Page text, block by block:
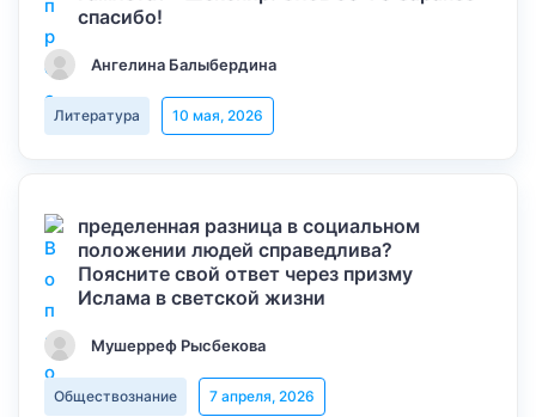
спасибо!
Ангелина Балыбердина
Литература 10 мая, 2026
пределенная разница в социальном
положении людей справедлива?
Поясните свой ответ через призму
Ислама в светской жизни
Мушерреф Рысбекова
Обществознание 7 апреля, 2026